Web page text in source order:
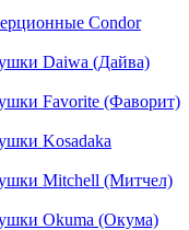
Condor
Daiwa (Дайва)
Favorite (Фаворит)
Kosadaka
Mitchell (Митчел)
Okuma (Окума)